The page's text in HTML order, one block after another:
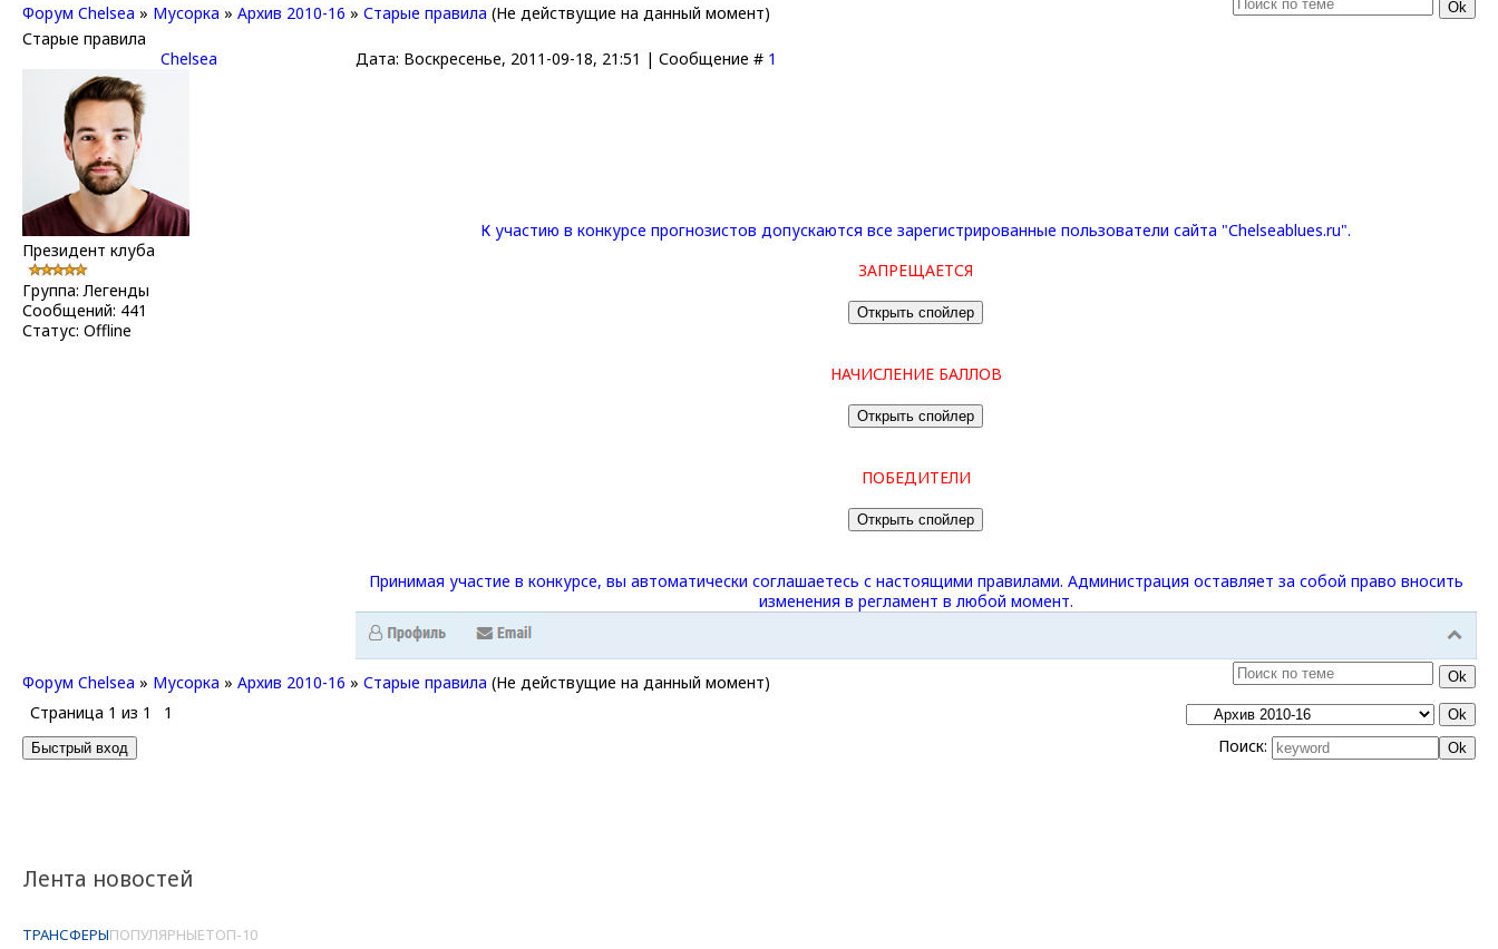
Лента новостей
ТРАНСФЕРЫПОПУЛЯРНЫЕТОП-10
Форум Chelsea » Мусорка » Архив 2010-16 » Старые правила (Не действущие на данный момент)
Старые правила
Chelsea
Дата: Воскресенье, 2011-09-18, 21:51 | Сообщение # 1
Президент клуба
Группа: Легенды
Сообщений: 441
Статус: Offline
К участию в конкурсе прогнозистов допускаются все зарегистрированные пользователи сайта "Сhelseablues.ru".
ЗАПРЕЩАЕТСЯ
НАЧИСЛЕНИЕ БАЛЛОВ
ПОБЕДИТЕЛИ
Принимая участие в конкурсе, вы автоматически соглашаетесь с настоящими правилами. Администрация оставляет за собой право вносить
изменения в регламент в любой момент.
Форум Chelsea » Мусорка » Архив 2010-16 » Старые правила (Не действущие на данный момент)
Страница 1 из 1
1
Поиск: